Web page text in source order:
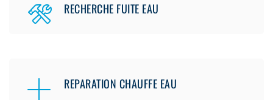
RECHERCHE FUITE EAU
REPARATION CHAUFFE EAU